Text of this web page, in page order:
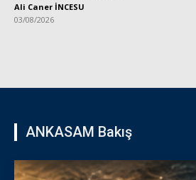
Ali Caner İNCESU
03/08/2026
ANKASAM Bakış